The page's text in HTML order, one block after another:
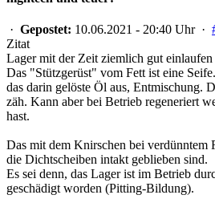
· Gepostet: 10.06.2021 - 20:40 Uhr ·
Zitat
Lager mit der Zeit ziemlich gut einlaufen
Das "Stützgerüst" vom Fett ist eine
das darin gelöste Öl aus, Entmischung.
zäh. Kann aber bei Betrieb regeneriert
hast.
Das mit dem Knirschen bei verdünntem
die Dichtscheiben intakt geblieben sind.
Es sei denn, das Lager ist im Betrieb
geschädigt worden (Pitting-Bildung).